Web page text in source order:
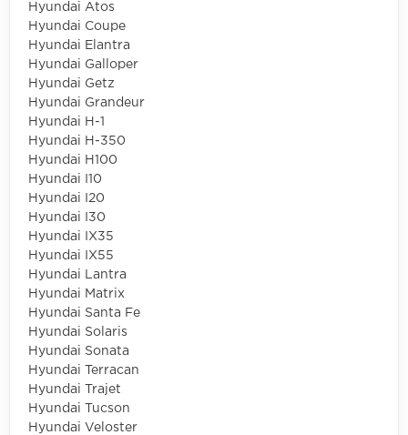
Hyundai Atos
Hyundai Coupe
Hyundai Elantra
Hyundai Galloper
Hyundai Getz
Hyundai Grandeur
Hyundai H-1
Hyundai H-350
Hyundai H100
Hyundai I10
Hyundai I20
Hyundai I30
Hyundai IX35
Hyundai IX55
Hyundai Lantra
Hyundai Matrix
Hyundai Santa Fe
Hyundai Solaris
Hyundai Sonata
Hyundai Terracan
Hyundai Trajet
Hyundai Tucson
Hyundai Veloster